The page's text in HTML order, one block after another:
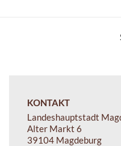
KONTAKT
Landeshauptstadt
Alter Markt 6
39104 Magdeburg